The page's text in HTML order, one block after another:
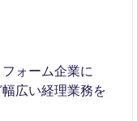
ォーム企業に
広い経理業務を